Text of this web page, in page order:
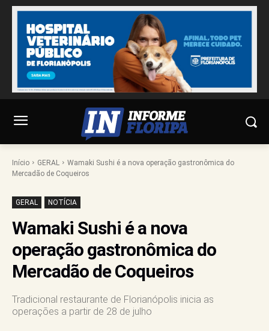
Início GERAL
Wamaki Sushi é a nova operação gastronômica do
Mercadão de Coqueiros
GERAL NOTÍCIA
Wamaki Sushi é a nova
operação gastronômica do
Mercadão de Coqueiros
Tradicional restaurante de Florianópolis inicia as
operações a partir de 28 de julho